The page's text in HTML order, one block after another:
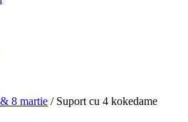
8 martie / Suport cu 4 kokedame